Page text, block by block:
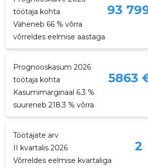
töötaja kohta
93
Väheneb 66 % võrra
võrreldes eelmise aastaga
Prognooskasum 2026
töötaja kohta
5863
Kasumimarginaal 6.3 %
suureneb 218.3 % võrra
Töötajate arv
II kvartalis 2026
2
Võrreldes eelmise kvartaliga